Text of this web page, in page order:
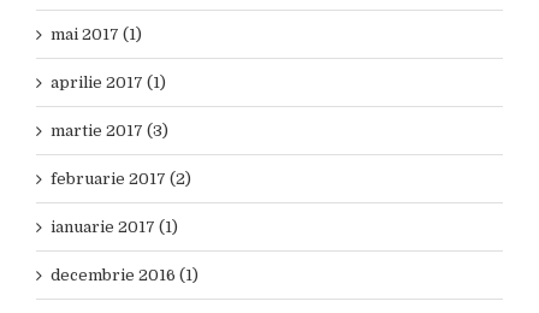
mai 2017 (1)
aprilie 2017 (1)
martie 2017 (3)
februarie 2017 (2)
ianuarie 2017 (1)
decembrie 2016 (1)